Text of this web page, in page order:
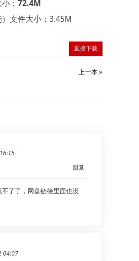
：72.4M
）文件大小：3.45M
直接下载
上一本 »
回复
了了，网盘链接里面也没
04:07